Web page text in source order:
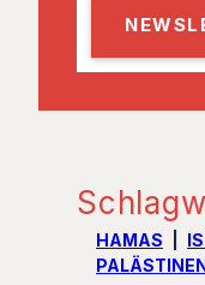
l
HAMAS